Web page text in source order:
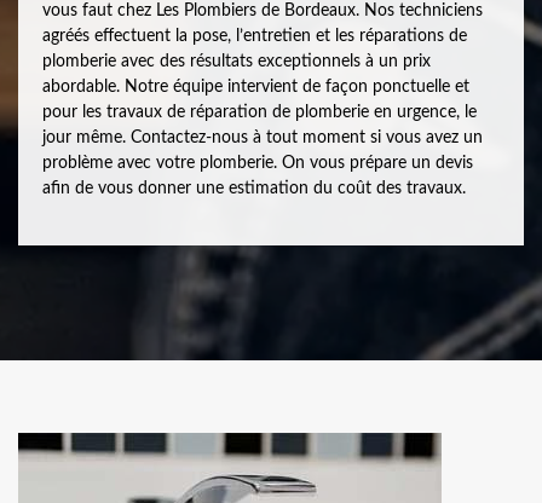
vous faut chez Les Plombiers de Bordeaux. Nos techniciens
agréés effectuent la pose, l’entretien et les réparations de
plomberie avec des résultats exceptionnels à un prix
abordable. Notre équipe intervient de façon ponctuelle et
pour les travaux de réparation de plomberie en urgence, le
jour même. Contactez-nous à tout moment si vous avez un
problème avec votre plomberie. On vous prépare un devis
afin de vous donner une estimation du coût des travaux.